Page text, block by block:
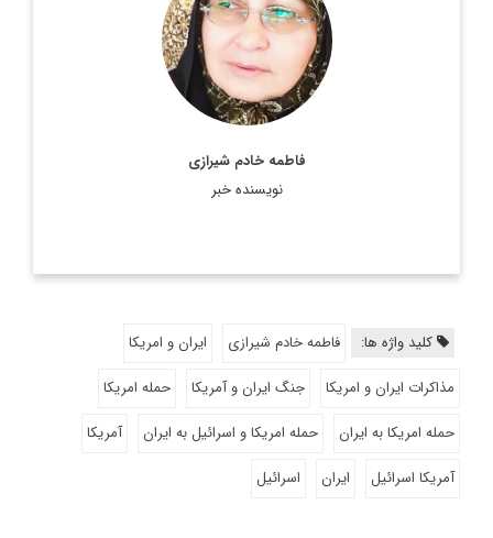
فاطمه خادم شیرازی
نویسنده خبر
کلید واژه ها: فاطمه خادم شیرازی
ایران و امریکا
مذاکرات ایران و امریکا
جنگ ایران و آمریکا
حمله امریکا
حمله امریکا به ایران
حمله امریکا و اسرائیل به ایران
آمریکا
آمریکا اسرائیل
ایران اسرائیل